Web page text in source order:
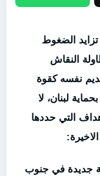
الضغوط
النقاش
نفسه كقوة
لبنان، لا
التي حددها
جديدة في جنوب